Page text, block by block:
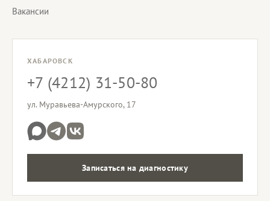
Вакансии
ХАБАРОВСК
+7 (4212) 31-50-80
ул. Муравьева-Амурского, 17
Записаться на диагностику